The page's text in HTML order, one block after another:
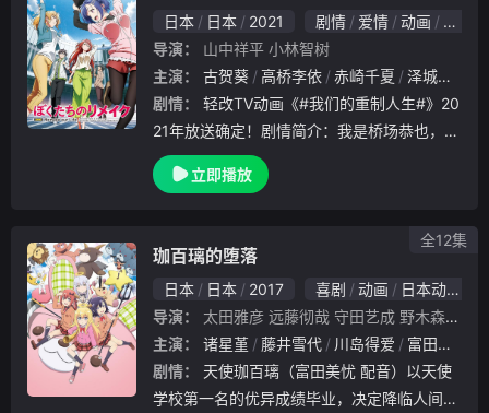
日本 日本 2021 剧情 爱情 动画
日本
导演：
山中祥平 小林智树
主演：
古贺葵 高桥李依 赤崎千夏 泽城美雪
剧情：
21年放送确定！剧情简介：我是桥场恭也，一
个前途黯淡的游戏总监。因公司破产、企划夭
折而回到故乡老家。因为不想再看明星创作者
立即播放
珈百璃的堕落
日本 日本 2017 喜剧 动画
日本动漫
导演：
太田雅彦 远藤彻哉 守田艺成 野木森达哉
主演：
诸星堇 藤井雪代 川岛得爱 富田美忧
剧情：
学校第一名的优异成绩毕业，决定降临人间体
全12集